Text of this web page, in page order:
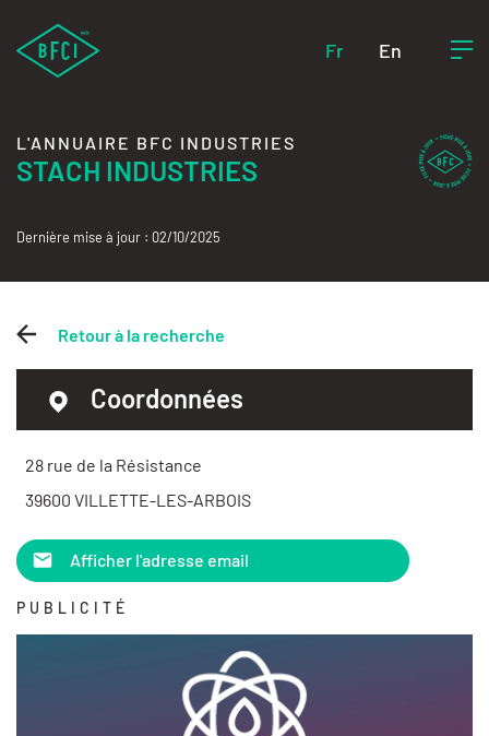
Fr En
L'ANNUAIRE BFC INDUSTRIES
STACH INDUSTRIES
Dernière mise à jour : 02/10/2025
Retour à la recherche
Coordonnées
28 rue de la Résistance
39600 VILLETTE-LES-ARBOIS
Afficher l'adresse email
PUBLICITÉ